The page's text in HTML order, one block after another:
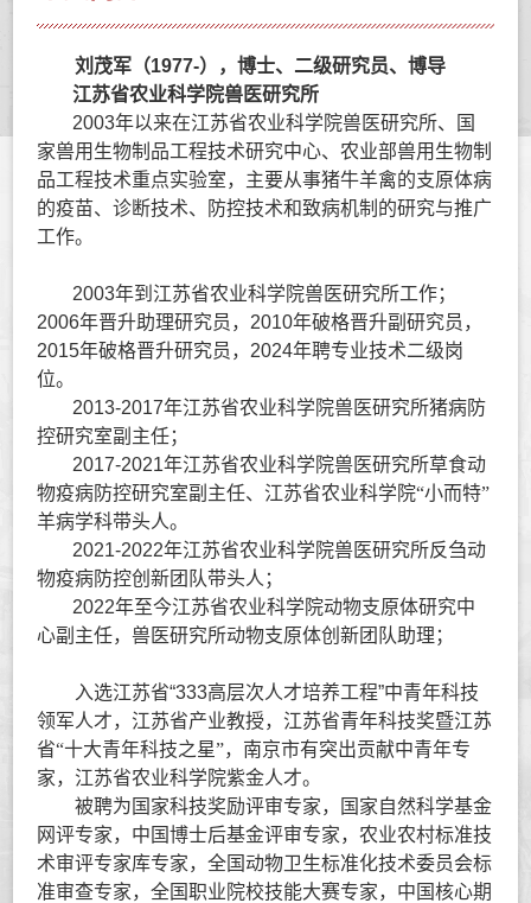
刘茂军（1977-），博士、二级研究员、博导
江苏省农业科学院兽医研究所
2003年以来在江苏省农业科学院兽医研究所、国
家兽用生物制品工程技术研究中心、农业部兽用生物制
品工程技术重点实验室，主要从事猪牛羊禽的支原体病
的疫苗、诊断技术、防控技术和致病机制的研究与推广
工作。
2003年到江苏省农业科学院兽医研究所工作；
2006年晋升助理研究员， 2010年破格晋升副研究员，
2015年破格晋升研究员， 2024年聘专业技术二级岗
位。
2013-2017年江苏省农业科学院兽医研究所猪病防
控研究室副主任；
2017-2021年江苏省农业科学院兽医研究所草食动
物疫病防控研究室副主任、江苏省农业科学院“小而特”
羊病学科带头人。
2021-2022年江苏省农业科学院兽医研究所反刍动
物疫病防控创新团队带头人；
2022年至今江苏省农业科学院动物支原体研究中
心副主任，兽医研究所动物支原体创新团队助理；
入选江苏省“333高层次人才培养工程”中青年科技
领军人才，江苏省产业教授，江苏省青年科技奖暨江苏
省“十大青年科技之星”，南京市有突出贡献中青年专
家，江苏省农业科学院紫金人才。
被聘为国家科技奖励评审专家，国家自然科学基金
网评专家，中国博士后基金评审专家，农业农村标准技
术审评专家库专家，全国动物卫生标准化技术委员会标
准审查专家，全国职业院校技能大赛专家，中国核心期